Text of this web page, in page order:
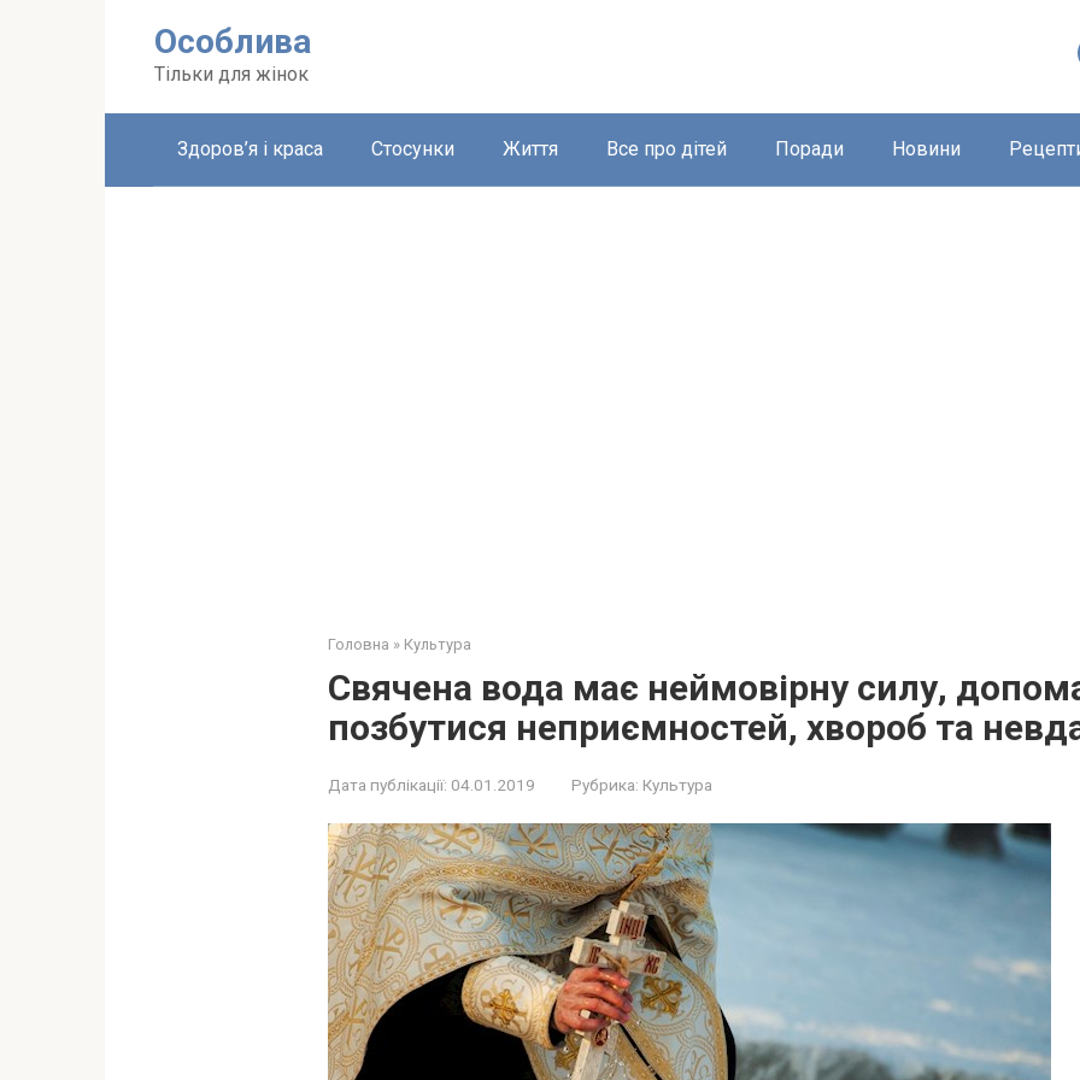
Особлива
Тільки для жінок
Здоров’я і краса Стосунки Життя Все про дітей Поради Новини
Головна » Культура
Свячена вода має неймовірну силу,
позбутися неприємностей, хвороб та
Дата публікації: 04.01.2019 Рубрика: Культура